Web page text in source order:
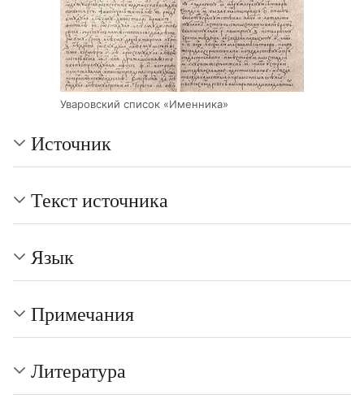
Уваровский список «Именника»
Источник
Текст источника
Язык
Примечания
Литература